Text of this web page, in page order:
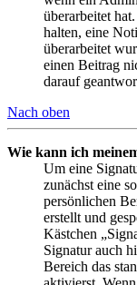
überarbeitet
halten, eine
überarbeitet
einen Beitrag
darauf
Nach oben
Wie kann ich
Um eine
zunächst eine
persönlichen
erstellt und
Kästchen
Signatur auch
Bereich das